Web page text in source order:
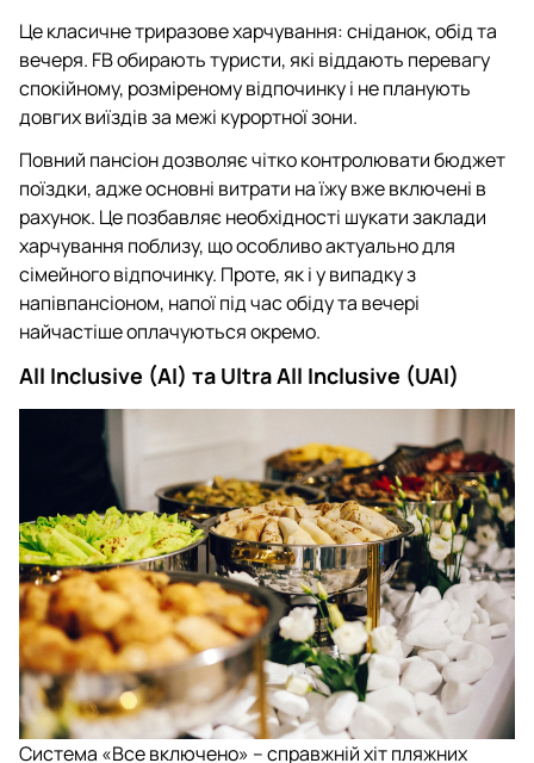
Це класичне триразове харчування: сніданок, обід та
вечеря. FB обирають туристи, які віддають перевагу
спокійному, розміреному відпочинку і не планують
довгих виїздів за межі курортної зони.
Повний пансіон дозволяє чітко контролювати бюджет
поїздки, адже основні витрати на їжу вже включені в
рахунок. Це позбавляє необхідності шукати заклади
харчування поблизу, що особливо актуально для
сімейного відпочинку. Проте, як і у випадку з
напівпансіоном, напої під час обіду та вечері
найчастіше оплачуються окремо.
All Inclusive (AI) та Ultra All Inclusive (UAI)
Система «Все включено» – справжній хіт пляжних